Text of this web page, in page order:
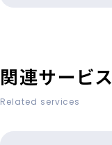
関連サービス
Related services